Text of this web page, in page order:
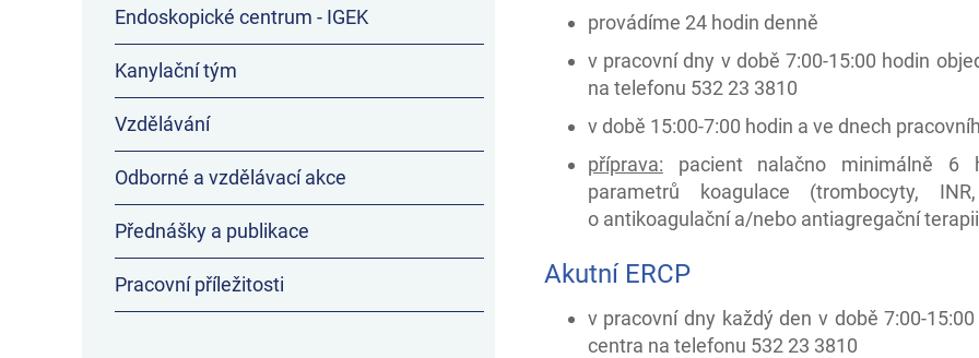
provádíme 24 hodin denně
v pracovní dny v době 7:00-15:00 hodin
na telefonu 532 23 3810
v době 15:00-7:00 hodin a ve dnech
příprava:
pacient nalačno minimálně 6
parametrů koagulace (trombocyty,
o antikoagulační a/nebo antiagregační
Akutní ERCP
v pracovní dny každý den v době 7:00-
centra na telefonu 532 23 3810
Endoskopické centrum - IGEK
Kanylační tým
Vzdělávání
Odborné a vzdělávací akce
Přednášky a publikace
Pracovní příležitosti